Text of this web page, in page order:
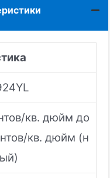
кв. дюйм до
кв. дюйм (н